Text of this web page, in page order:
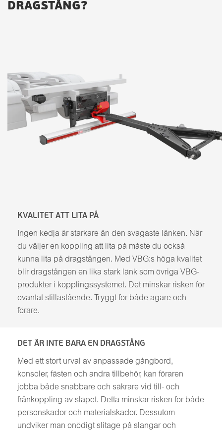
DRAGSTÅNG?
KVALITET ATT LITA PÅ
Ingen kedja är starkare än den svagaste länken. När
du väljer en koppling att lita på måste du också
kunna lita på dragstången. Med VBG:s höga kvalitet
blir dragstången en lika stark länk som övriga VBG-
produkter i kopplingssystemet. Det minskar risken för
oväntat stillastående. Tryggt för både ägare och
förare.
DET ÄR INTE BARA EN DRAGSTÅNG
Med ett stort urval av anpassade gångbord,
konsoler, fästen och andra tillbehör, kan föraren
jobba både snabbare och säkrare vid till- och
frånkoppling av släpet. Detta minskar risken för både
personskador och materialskador. Dessutom
undviker man onödigt slitage på slangar och